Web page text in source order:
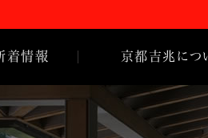
着情報 京都吉兆につ
徳岡邦夫 コラム